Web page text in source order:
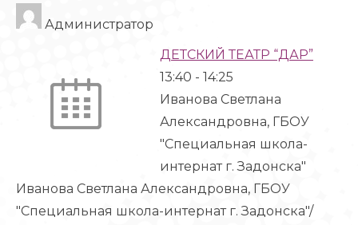
Администратор
ДЕТСКИЙ ТЕАТР “ДАР”
13:40 - 14:25
Иванова Светлана
Александровна, ГБОУ
"Специальная школа-
интернат г. Задонска"
Иванова Светлана Александровна, ГБОУ
"Специальная школа-интернат г. Задонска"/